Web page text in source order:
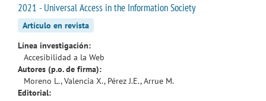
2021 - Universal Access in the Information Society
Artículo en revista
Línea investigación:
Accesibilidad a la Web
Autores (p.o. de firma):
Moreno L., Valencia X., Pérez J.E., Arrue M.
Editorial: